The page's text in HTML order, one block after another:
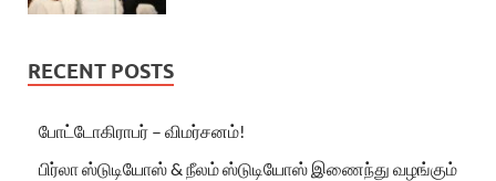
RECENT POSTS
போட்டோகிராபர் – விமர்சனம்!
பிர்லா ஸ்டுடியோஸ் & நீலம் ஸ்டுடியோஸ் இணைந்து வழங்கும்